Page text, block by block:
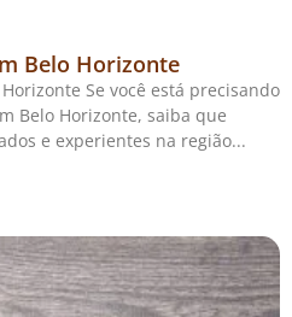
Belo Horizonte
Se você está precisando
Belo Horizonte, saiba que
e experientes na região